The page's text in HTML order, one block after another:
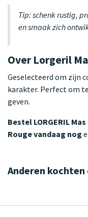
Tip: schenk rustig,
en smaak zich
Over Lorgeril
Geselecteerd om zijn
karakter. Perfect om
geven.
Bestel LORGERIL
Rouge vandaag nog
Anderen kochten